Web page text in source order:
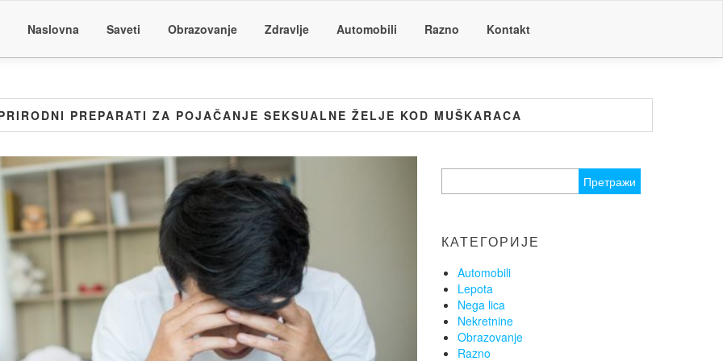
Naslovna Saveti Obrazovanje Zdravlje Automobili Razno Kontakt
PREPARATI ZA POJAČANJE SEKSUALNE ŽELJE KOD MUŠKARACA
за:
КАТЕГОРИЈЕ
Automobili
Lepota
Nega lica
Nekretnine
Obrazovanje
Razno